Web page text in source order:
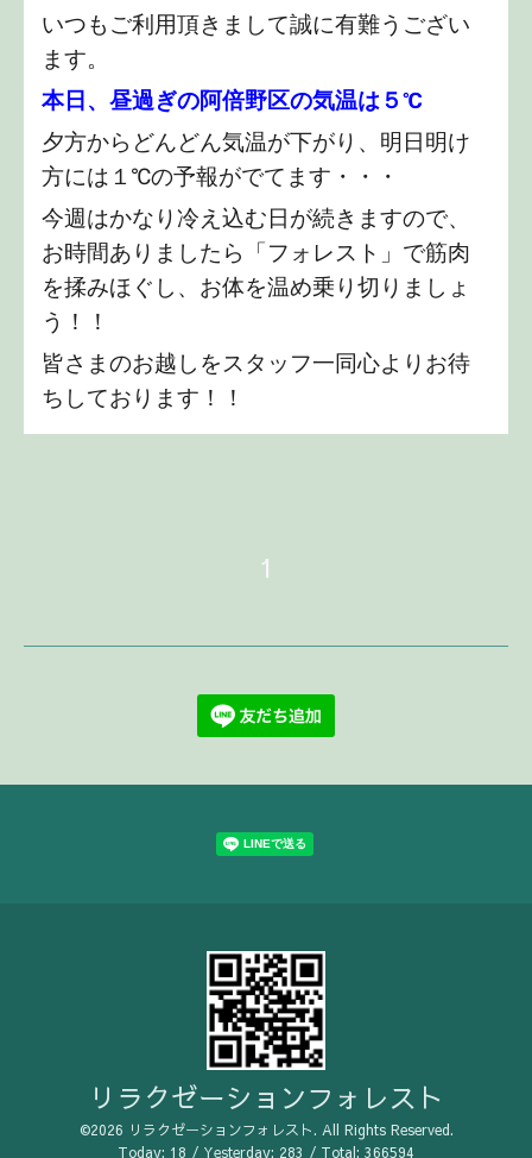
いつもご利用頂きまして誠に有難うござい
ます。
本日、昼過ぎの阿倍野区の気温は５℃
夕方からどんどん気温が下がり、明日明け
方には１℃の予報がでてます・・・
今週はかなり冷え込む日が続きますので、
お時間ありましたら「フォレスト」で筋肉
を揉みほぐし、お体を温め乗り切りましょ
う！！
皆さまのお越しをスタッフ一同心よりお待
ちしております！！
1
リラクゼーションフォレスト
©2026 リラクゼーションフォレスト. All Rights Reserved.
Today: 18 / Yesterday: 283 / Total: 366594